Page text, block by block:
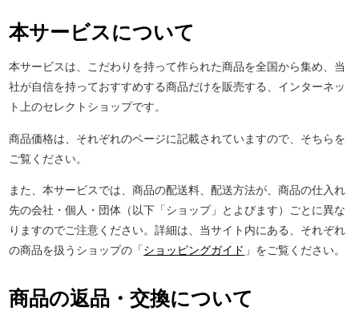
本サービスについて
本サービスは、こだわりを持って作られた商品を全国から集め、当
社が自信を持っておすすめする商品だけを販売する、インターネッ
ト上のセレクトショップです。
商品価格は、それぞれのページに記載されていますので、そちらを
ご覧ください。
また、本サービスでは、商品の配送料、配送方法が、商品の仕入れ
先の会社・個人・団体（以下「ショップ」とよびます）ごとに異な
りますのでご注意ください。詳細は、当サイト内にある、それぞれ
の商品を扱うショップの「ショッピングガイド 」をご覧ください。
商品の返品・交換について